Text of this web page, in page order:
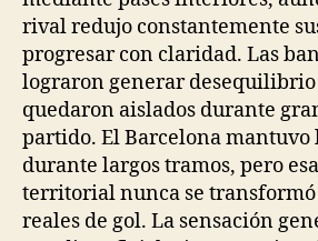
rival redujo constantemente
progresar con claridad. Las
lograron generar
quedaron aislados durante
partido. El Barcelona mantuvo
durante largos tramos, pero
territorial nunca se transformó
reales de gol. La sensación